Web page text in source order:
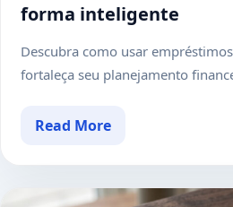
forma inteligente
Descubra como usar
fortaleça seu planejamento
Read More